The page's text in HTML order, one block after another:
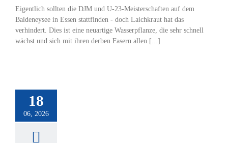
Eigentlich sollten die DJM und U-23-Meisterschaften auf dem
Baldeneysee in Essen stattfinden - doch Laichkraut hat das
verhindert. Dies ist eine neuartige Wasserpflanze, die sehr schnell
wächst und sich mit ihren derben Fasern allen [...]
18
06, 2026
Jahr mit
Rudern